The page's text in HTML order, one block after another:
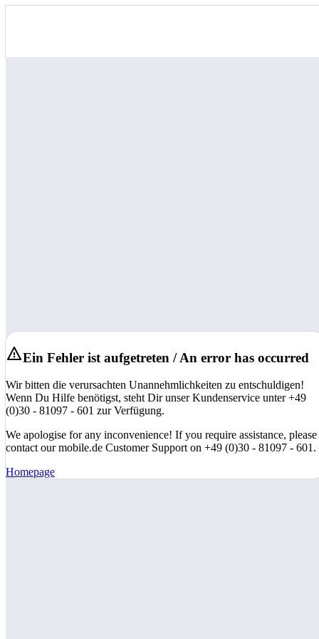
Ein Fehler ist aufgetreten / An error has occurred
Wir bitten die verursachten Unannehmlichkeiten zu entschuldigen!
Wenn Du Hilfe benötigst, steht Dir unser Kundenservice unter +49
(0)30 - 81097 - 601 zur Verfügung.
We apologise for any inconvenience! If you require assistance, please
contact our mobile.de Customer Support on +49 (0)30 - 81097 - 601.
Homepage